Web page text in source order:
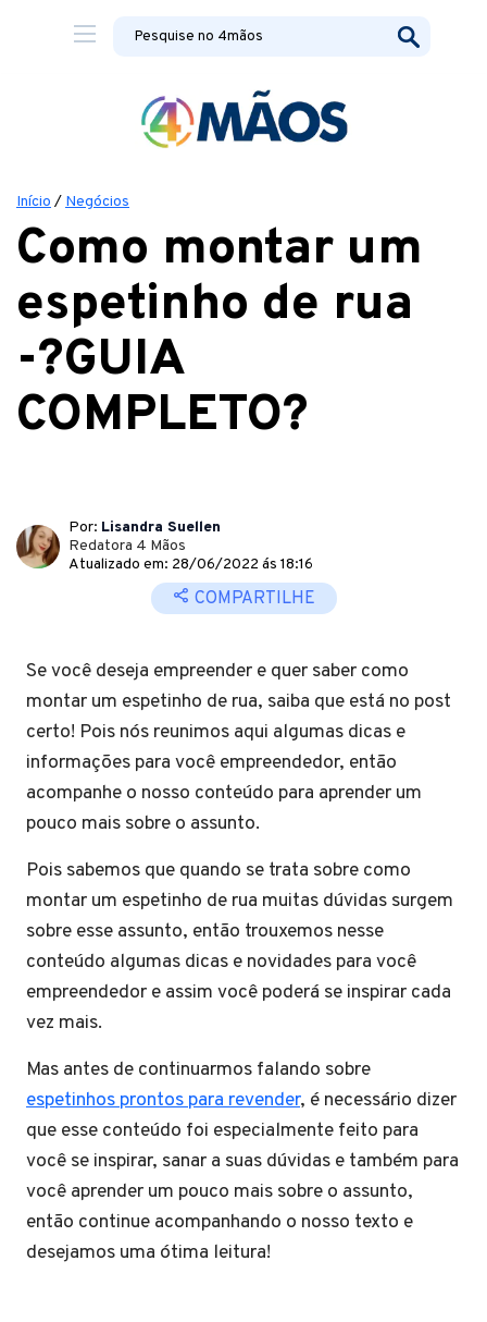
Início / Negócios
Como montar um
espetinho de rua
-?GUIA
COMPLETO?
Por: Lisandra Suellen
Redatora 4 Mãos
Atualizado em: 28/06/2022 ás 18:16
COMPARTILHE
Se você deseja empreender e quer saber como
montar um espetinho de rua, saiba que está no post
certo! Pois nós reunimos aqui algumas dicas e
informações para você empreendedor, então
acompanhe o nosso conteúdo para aprender um
pouco mais sobre o assunto.
Pois sabemos que quando se trata sobre como
montar um espetinho de rua muitas dúvidas surgem
sobre esse assunto, então trouxemos nesse
conteúdo algumas dicas e novidades para você
empreendedor e assim você poderá se inspirar cada
vez mais.
Mas antes de continuarmos falando sobre
espetinhos prontos para revender, é necessário dizer
que esse conteúdo foi especialmente feito para
você se inspirar, sanar a suas dúvidas e também para
você aprender um pouco mais sobre o assunto,
então continue acompanhando o nosso texto e
desejamos uma ótima leitura!